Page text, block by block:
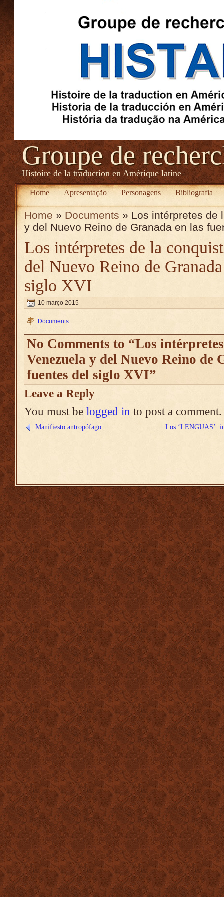
Groupe de
Histoire de la traduction en Amérique latine
Home Apresentação Personagens Bibliografia
Home » Documents » Los intérpretes de
y del Nuevo Reino de Granada en las
Los intérpretes de la
del Nuevo Reino de
siglo XVI
10 março 2015
Documents
No Comments to “Los
Venezuela y del Nuevo Reino de
fuentes del siglo XVI”
Leave a Reply
You must be logged in to post a comment.
Manifiesto antropófago Los ‘LENGUAS’: